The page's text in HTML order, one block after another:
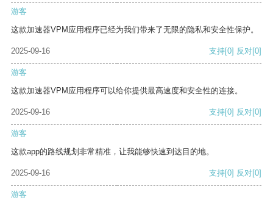
游客
这款加速器VPM应用程序已经为我们带来了无限的隐私和安全性保护。
2025-09-16 支持[0] 反对[0]
游客
这款加速器VPM应用程序可以给你提供最高速度和安全性的连接。
2025-09-16 支持[0] 反对[0]
游客
这款app的路线规划非常精准，让我能够快速到达目的地。
2025-09-16 支持[0] 反对[0]
游客